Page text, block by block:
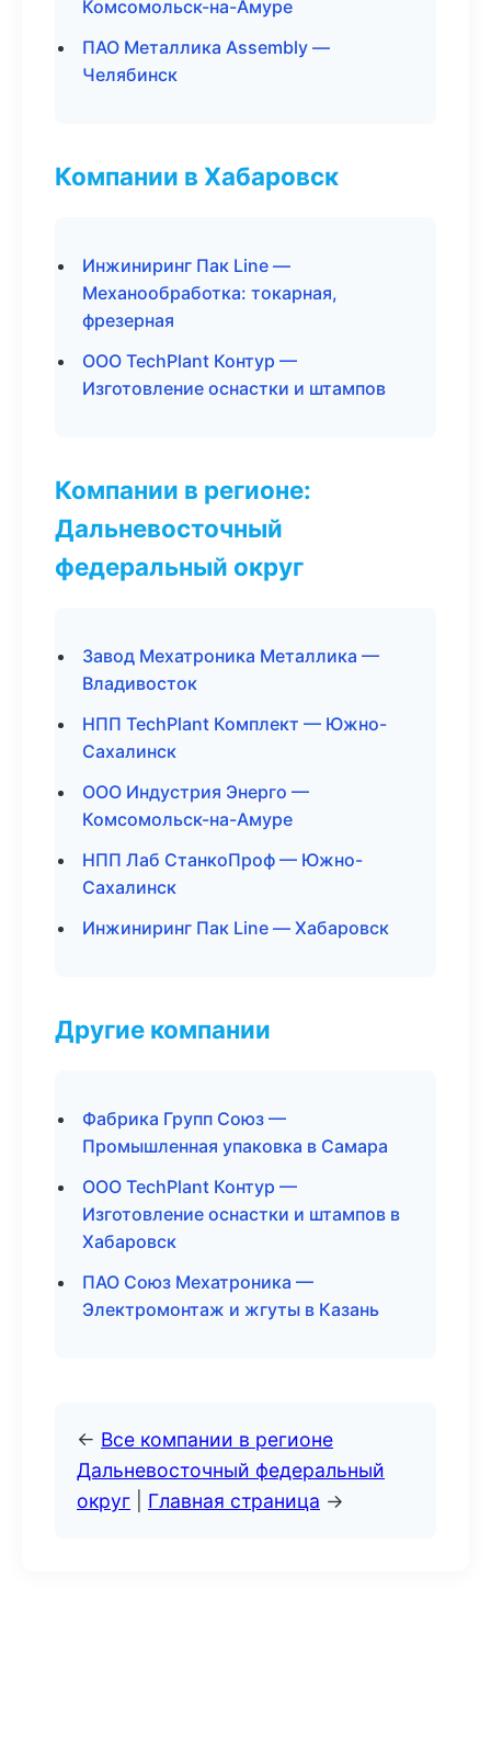
Комсомольск-на-Амуре
ПАО Металлика Assembly —
Челябинск
Компании в Хабаровск
Инжиниринг Пак Line —
Механообработка: токарная,
фрезерная
ООО TechPlant Контур —
Изготовление оснастки и штампов
Компании в регионе:
Дальневосточный
федеральный округ
Завод Мехатроника Металлика —
Владивосток
НПП TechPlant Комплект — Южно-
Сахалинск
ООО Индустрия Энерго —
Комсомольск-на-Амуре
НПП Лаб СтанкоПроф — Южно-
Сахалинск
Инжиниринг Пак Line — Хабаровск
Другие компании
Фабрика Групп Союз —
Промышленная упаковка в Самара
ООО TechPlant Контур —
Изготовление оснастки и штампов в
Хабаровск
ПАО Союз Мехатроника —
Электромонтаж и жгуты в Казань
← Все компании в регионе
Дальневосточный федеральный
округ
Главная страница →